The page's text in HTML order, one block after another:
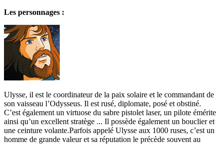
Les personnages :
Ulysse, il est le coordinateur de la paix solaire et le commandant de
son vaisseau l’Odysseus. Il est rusé, diplomate, posé et obstiné.
C’est également un virtuose du sabre pistolet laser, un pilote émérite
ainsi qu’un excellent stratège ... Il possède également un bouclier et
une ceinture volante.Parfois appelé Ulysse aux 1000 ruses, c’est un
homme de grande valeur et sa réputation le précède souvent au